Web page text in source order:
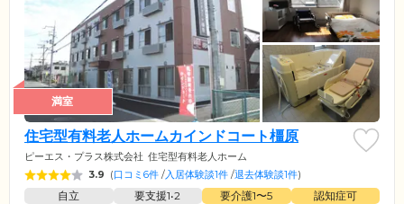
満室
住宅型有料老人ホームカインドコート橿原
ピーエス・プラス株式会社 住宅型有料老人ホーム
3.9 (口コミ6件 /入居体験談1件 /退去体験談1件)
自立 要支援1•2 要介護1〜5
認知症可